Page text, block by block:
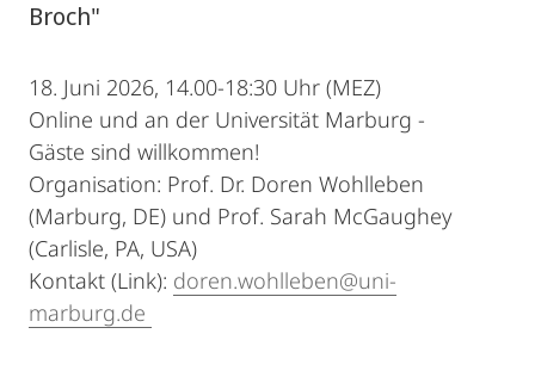
Broch"
18. Juni 2026, 14.00-18:30 Uhr (MEZ)
Online und an der Universität Marburg -
Gäste sind willkommen!
Organisation: Prof. Dr. Doren Wohlleben
(Marburg, DE) und Prof. Sarah McGaughey
(Carlisle, PA, USA)
Kontakt (Link): doren.wohlleben@uni-
marburg.de